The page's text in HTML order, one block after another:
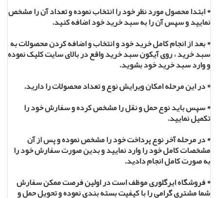
* ابتدا محصول مورد نظر خود را انتخاب نموده و تعداد آن را مشخص
نمایید و سپس آن را به سبد خرید خود اضافه کنید.
* بعد از انجام کامل خرید خود و انتخاب و اضافه کردن محصولات به
سبد خرید ، روی آیکون سبد خرید واقع در بالای سایت کلیک نموده
و وارد سبد خرید خود بشوید.
* در این مرحله امکان ویرایش نوع و تعداد محصولات را دارید.
* سپس باید نوع حمل و نقل را مشخص کرده و سفارش خود را
تکمیل نمایید.
* در مرحله آخر نوع پرداخت خود را مشخص نموده و پس از آن
مشخصات کامل خود را وارد نمایید و بدین صورت سفارش خود را
به صورت کامل انجام دادید.
* فروشگاه ایرگلوری موظف است در اولین فرصت ممکن سفارش
شما مشتری گرامی را با کیفیت بسته بندی نموده و تحویل حمل و